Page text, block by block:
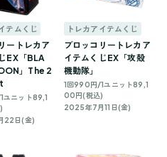
テムくじ
ートレカア
EX「BLA
」The 2
ニット89,1
22日(金)
トレカアイテムくじ
ブロッコリートレカア
イテムくじEX「攻殻
機動隊」
1回990円/1ユニット89,1
00円(税込)
2025年7月11日(金)